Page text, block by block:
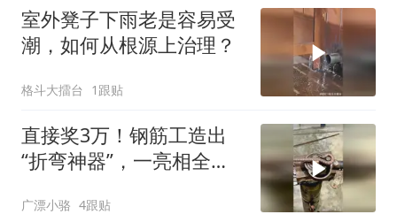
室外凳子下雨老是容易受
潮，如何从根源上治理？
格斗大擂台 1跟贴
直接奖3万！钢筋工造出
“折弯神器”，一亮相全场
广漂小骆 4跟贴